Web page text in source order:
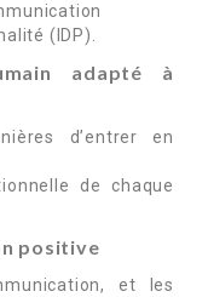
(IDP).
adapté à
d’entrer en
de chaque
positive
et les